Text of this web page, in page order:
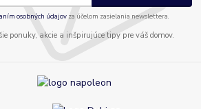
osobných údajov za účelom zasielania newslettera.
ponuky, akcie a inšpirujúce tipy pre váš domov.